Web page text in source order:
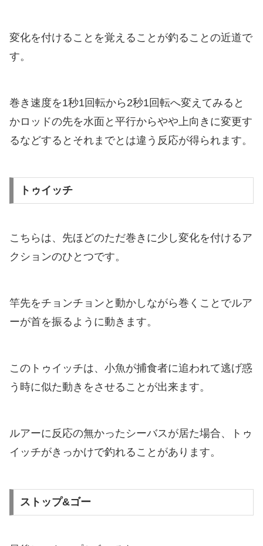
変化を付けることを覚えることが釣ることの近道で
す。
巻き速度を1秒1回転から2秒1回転へ変えてみると
かロッドの先を水面と平行からやや上向きに変更す
るなどするとそれまでとは違う反応が得られます。
トゥイッチ
こちらは、先ほどのただ巻きに少し変化を付けるア
クションのひとつです。
竿先をチョンチョンと動かしながら巻くことでルア
ーが首を振るように動きます。
このトゥイッチは、小魚が捕食者に追われて逃げ惑
う時に似た動きをさせることが出来ます。
ルアーに反応の無かったシーバスが居た場合、トゥ
イッチがきっかけで釣れることがあります。
ストップ&ゴー